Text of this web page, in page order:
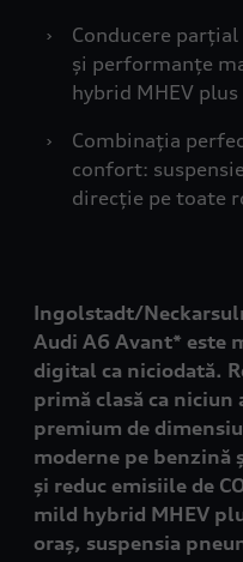
›
Conducere
și performanțe
hybrid MHEV plus
›
Combinația
confort:
direcție pe toate
Ingolstadt/
Audi A6 Avant* este
digital ca niciodată.
primă clasă ca
premium de
moderne pe benzină
și reduc emisiile de
mild hybrid MHEV
oraș, suspensia